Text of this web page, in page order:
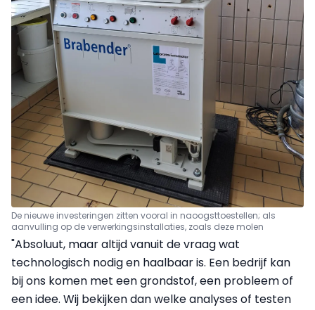
De nieuwe investeringen zitten vooral in naoogsttoestellen; als
aanvulling op de verwerkingsinstallaties, zoals deze molen
"Absoluut, maar altijd vanuit de vraag wat
technologisch nodig en haalbaar is. Een bedrijf kan
bij ons komen met een grondstof, een probleem of
een idee. Wij bekijken dan welke analyses of testen